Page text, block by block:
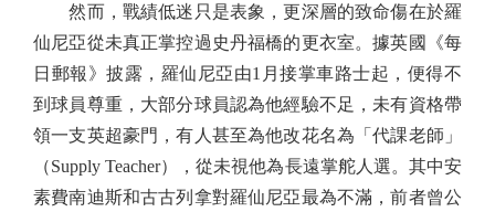
然而，戰績低迷只是表象，更深層的致命傷在於羅
仙尼亞從未真正掌控過史丹福橋的更衣室。據英國《每
日郵報》披露，羅仙尼亞由1月接掌車路士起，便得不
到球員尊重，大部分球員認為他經驗不足，未有資格帶
領一支英超豪門，有人甚至為他改花名為「代課老師」
（Supply Teacher），從未視他為長遠掌舵人選。其中安
素費南迪斯和古古列拿對羅仙尼亞最為不滿，前者曾公